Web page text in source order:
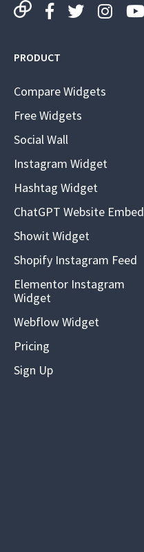
PRODUCT
Compare Widgets
Free Widgets
Social Wall
Instagram Widget
Hashtag Widget
ChatGPT Website Embed
Showit Widget
Shopify Instagram Feed
Elementor Instagram
Widget
Webflow Widget
Pricing
Sign Up